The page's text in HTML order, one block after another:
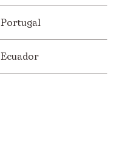
Portugal
Ecuador